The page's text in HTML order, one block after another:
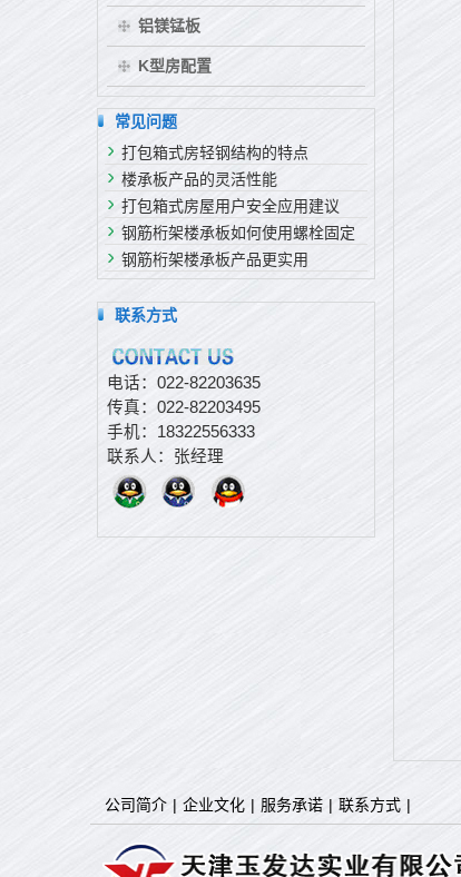
铝镁锰板
K型房配置
常见问题
打包箱式房轻钢结构的特点
楼承板产品的灵活性能
打包箱式房屋用户安全应用建议
钢筋桁架楼承板如何使用螺栓固定
钢筋桁架楼承板产品更实用
联系方式
电话：022-82203635
传真：022-82203495
手机：18322556333
联系人：张经理
公司简介 | 企业文化 | 服务承诺 | 联系方式 |